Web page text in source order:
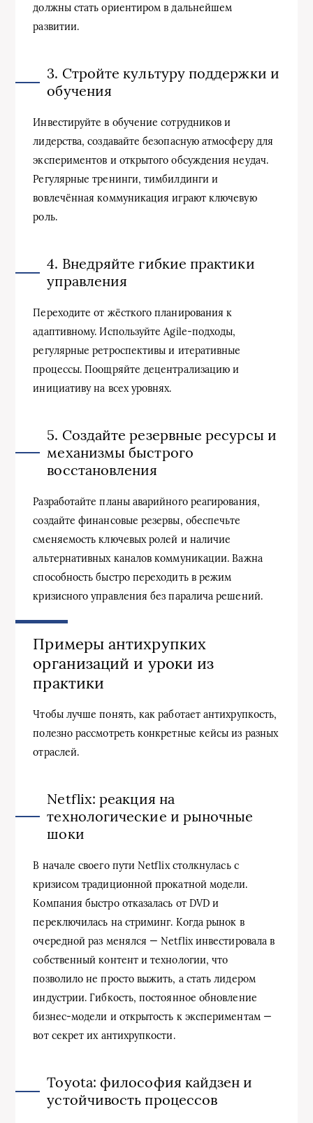
должны стать ориентиром в дальнейшем
развитии.
3. Стройте культуру поддержки и
обучения
Инвестируйте в обучение сотрудников и
лидерства, создавайте безопасную атмосферу для
экспериментов и открытого обсуждения неудач.
Регулярные тренинги, тимбилдинги и
вовлечённая коммуникация играют ключевую
роль.
4. Внедряйте гибкие практики
управления
Переходите от жёсткого планирования к
адаптивному. Используйте Agile-подходы,
регулярные ретроспективы и итеративные
процессы. Поощряйте децентрализацию и
инициативу на всех уровнях.
5. Создайте резервные ресурсы и
механизмы быстрого
восстановления
Разработайте планы аварийного реагирования,
создайте финансовые резервы, обеспечьте
сменяемость ключевых ролей и наличие
альтернативных каналов коммуникации. Важна
способность быстро переходить в режим
кризисного управления без паралича решений.
Примеры антихрупких
организаций и уроки из
практики
Чтобы лучше понять, как работает антихрупкость,
полезно рассмотреть конкретные кейсы из разных
отраслей.
Netflix: реакция на
технологические и рыночные
шоки
В начале своего пути Netflix столкнулась с
кризисом традиционной прокатной модели.
Компания быстро отказалась от DVD и
переключилась на стриминг. Когда рынок в
очередной раз менялся — Netflix инвестировала в
собственный контент и технологии, что
позволило не просто выжить, а стать лидером
индустрии. Гибкость, постоянное обновление
бизнес-модели и открытость к экспериментам —
вот секрет их антихрупкости.
Toyota: философия кайдзен и
устойчивость процессов